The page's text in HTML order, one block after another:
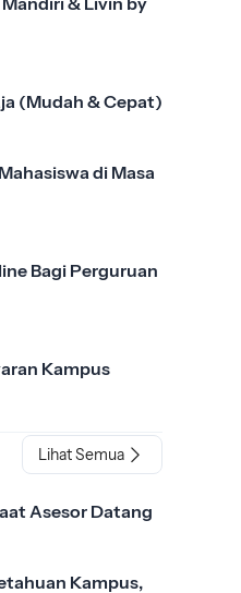
(Mudah & Cepat)
di Masa
Bagi Perguruan
Kampus
Lihat Semua
Asesor Datang
Kampus,